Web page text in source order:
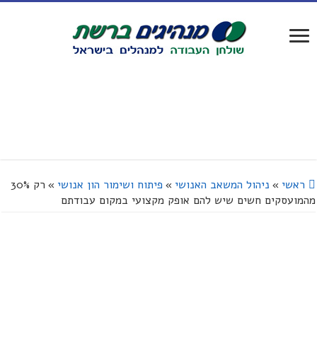
ראשי » ניהול המשאב האנושי » פיתוח ושימור הון אנושי »
רק 30%
מהמועסקים חשים שיש להם אופק מקצועי במקום עבודתם